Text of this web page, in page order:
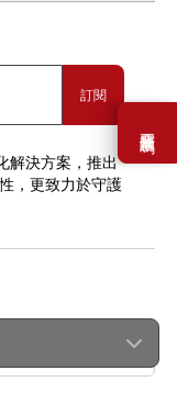
需要幫助嗎？
訂閱
解決方案，推出
，更致力於守護